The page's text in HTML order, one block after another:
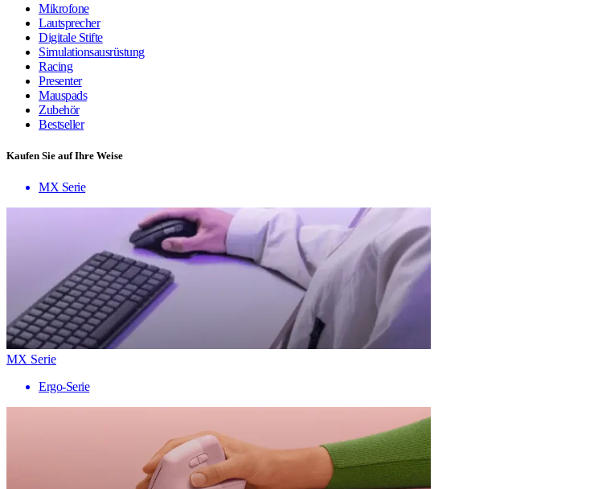
Mikrofone
Lautsprecher
Digitale Stifte
Simulationsausrüstung
Racing
Presenter
Mauspads
Zubehör
Bestseller
Kaufen Sie auf Ihre Weise
MX Serie
MX Serie
Ergo-Serie